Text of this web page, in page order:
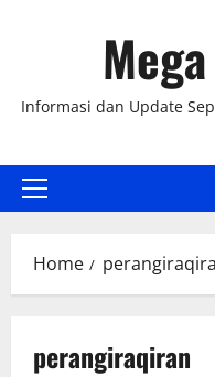
Informasi dan Update
Primary
Home
perangiraqiran